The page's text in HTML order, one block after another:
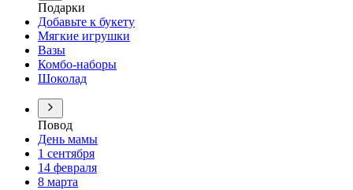
Подарки
Добавьте к букету
Мягкие игрушки
Вазы
Комбо-наборы
Шоколад
Повод
День мамы
1 сентября
14 февраля
8 марта